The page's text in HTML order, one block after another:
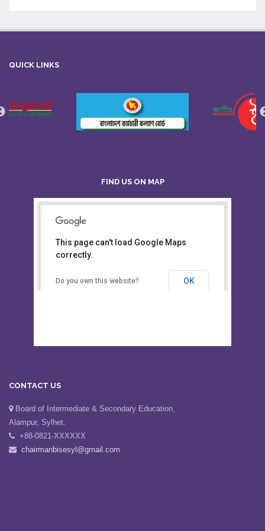
QUICK LINKS
FIND US ON MAP
Board of Intermediate &
Secondary Education, Alampur,
This page can't load Google Maps
correctly.
Do you own this website? OK
CONTACT US
Board of Intermediate & Secondary Education,
Alampur, Sylhet.
+88-0821-XXXXXX
chairmanbisesyl@gmail.com